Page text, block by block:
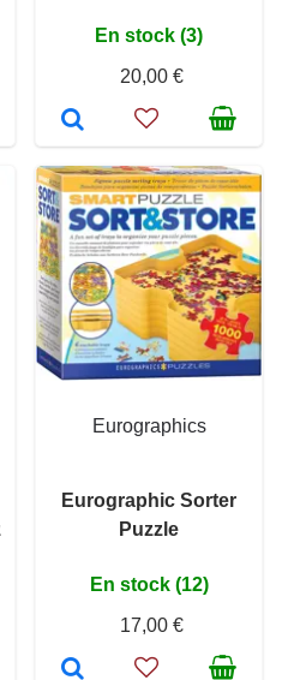
En stock (3)
20,00 €
Eurographics
Eurographic Sorter
Puzzle
En stock (12)
17,00 €